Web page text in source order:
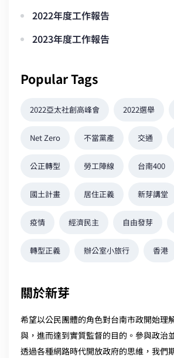
2022年度工作報告
2023年度工作報告
Popular Tags
2022亞太社創高峰會 2022選舉
Net Zero 不當黨產 交通
公正轉型 勞工陣線 台南400
國土計畫 居住正義 新芽講堂
疫情 經濟民主 自由發芽
轉型正義 辦公室小旅行 香港
關於新芽
希望以公民團體的角色對台南市政開始理
與，進而達到實質監督的目的。參與政治
透過各種網路時代開放政府的思維，我們